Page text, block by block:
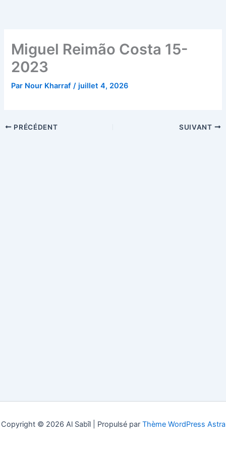
Miguel Reimão Costa 15-
2023
Par Nour Kharraf/ juillet 4, 2026
PRÉCÉDENT SUIVANT
Copyright © 2026 Al Sabîl | Propulsé par Thème WordPress Astra